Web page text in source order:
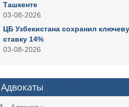
Ташкенте
03-08-2026
ЦБ Узбекистана сохранил
ставку 14%
03-08-2026
Адвокаты